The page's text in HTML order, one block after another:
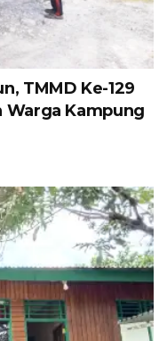
TMMD Ke-129
Warga Kampung